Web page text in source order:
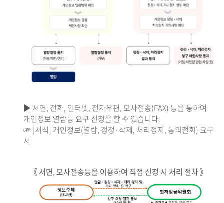
▶ 서면, 전화, 인터넷, 전자우편, 모사전송(FAX) 등을 통하여
개인정보 열람등 요구 신청을 할 수 있습니다.
☞ [서식] 개인정보(열람, 정정·삭제, 처리정지, 동의철회) 요구
서
《 서면, 모사전송등을 이용하여 직접 신청 시 처리 절차 》